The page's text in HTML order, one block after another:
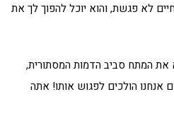
לא פגשת, והוא יוכל להפוך לך את
המתח סביב הדמות המסתורית,
אנחנו הולכים לפגוש אותו! אתה